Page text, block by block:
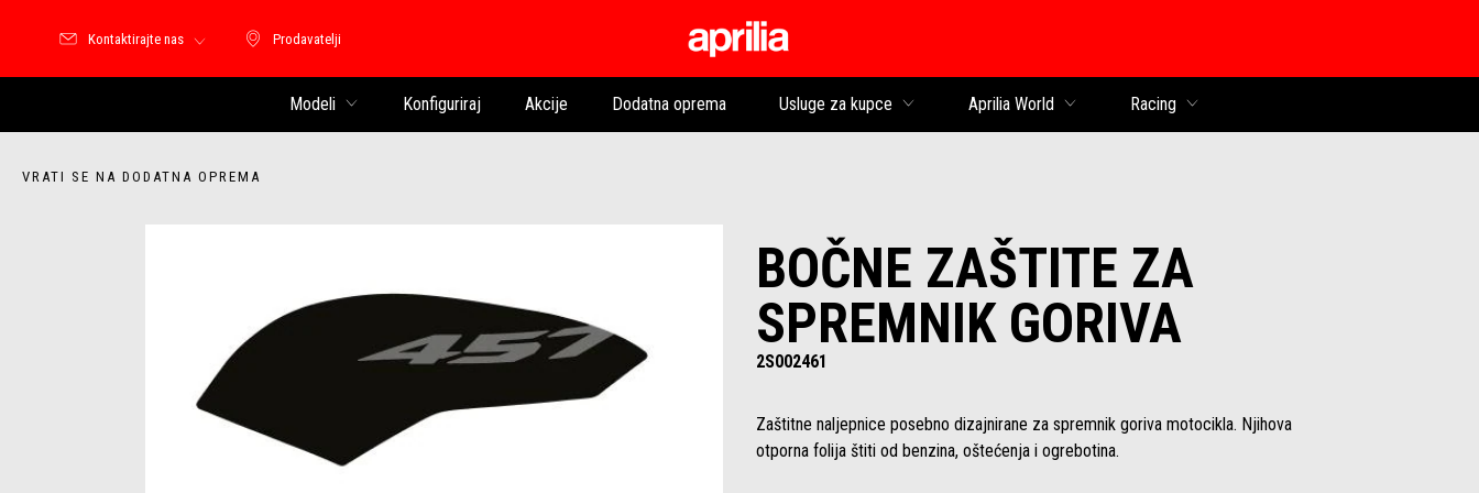
Prodavatelji
Prodavatelji
Kontaktirajte nas
Modeli Konfiguriraj Akcije Dodatna oprema Usluge za kupce Aprilia World Racing
VRATI SE NA DODATNA OPREMA
BOČNE ZAŠTITE ZA
SPREMNIK GORIVA
2S002461
Zaštitne naljepnice posebno dizajnirane za spremnik goriva motocikla. Njihova
otporna folija štiti od benzina, oštećenja i ogrebotina.